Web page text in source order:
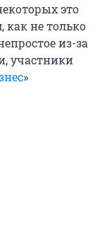
это
как не только
из-за
участники
»